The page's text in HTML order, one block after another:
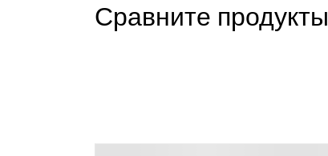
Сравните продукты